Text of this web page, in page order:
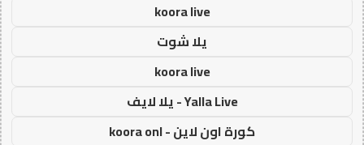
koora live
يلا شوت
koora live
Yalla Live - يلا لايف
كورة اون لاين - koora onl